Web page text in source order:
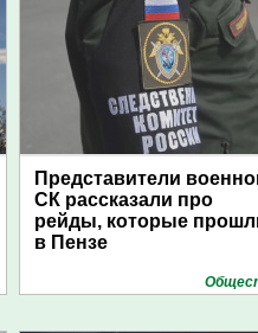
Представители
СК рассказали про
рейды, которые
в Пензе